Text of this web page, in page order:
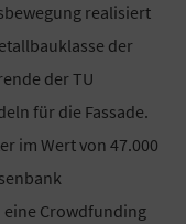
realisiert
der
der TU
für die Fassade.
im Wert von 47.000
Crowdfunding